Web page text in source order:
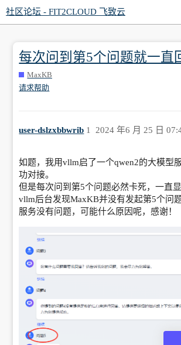
社区论坛 - FIT2CLOUD 飞致云
每次问到第5个问题就一直
MaxKB
请求帮助
user-dslzxbbwrib 2024 年6 月 25 日
1
如题，我用vllm启了一个qwen2的大模型
功对接。
但是每次问到第5个问题必然卡死，一直
vllm后台发现MaxKB并没有发起第5个问
服务没有问题，可能什么原因呢，感谢！